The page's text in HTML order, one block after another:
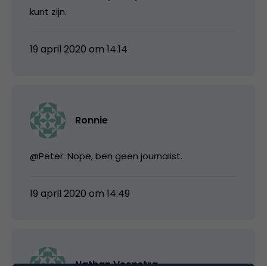
kunt zijn.
19 april 2020 om 14:14
Ronnie
@Peter: Nope, ben geen journalist.
19 april 2020 om 14:49